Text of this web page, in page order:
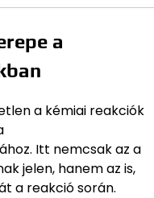
a
a kémiai reakciók
Itt nemcsak az a
jelen, hanem az is,
a reakció során.